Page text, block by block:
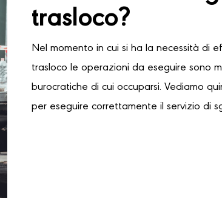
trasloco?
Nel momento in cui si ha la necessità di
trasloco le operazioni da eseguire sono
burocratiche di cui occuparsi. Vediamo
per eseguire correttamente il servizio di